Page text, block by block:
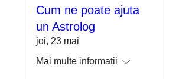
Cum ne poate ajuta
un Astrolog
joi, 23 mai
Mai multe informații